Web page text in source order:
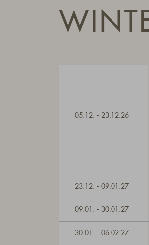
05.12. - 23.12.26
23.12. - 09.01.27
09.01. - 30.01.27
30.01. - 06.02.27